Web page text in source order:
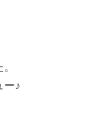
ー♪